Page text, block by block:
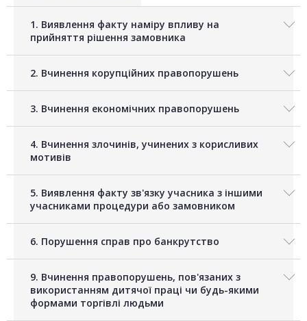
1. Виявлення факту наміру впливу на
прийняття рішення замовника
2. Вчинення корупційних правопорушень
3. Вчинення економічних правопорушень
4. Вчинення злочинів, учинених з корисливих
мотивів
5. Виявлення факту зв'язку учасника з іншими
учасниками процедури або замовником
6. Порушення справ про банкрутство
9. Вчинення правопорушень, пов'язаних з
використанням дитячої праці чи будь-якими
формами торгівлі людьми